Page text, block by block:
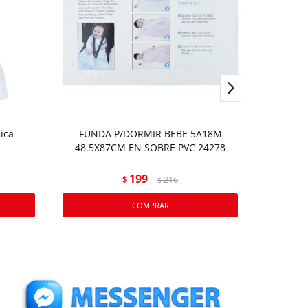
FUNDA P/DORMIR BEBE 5A18M
48.5X87CM EN SOBRE PVC 24278
$ 199 $ 216